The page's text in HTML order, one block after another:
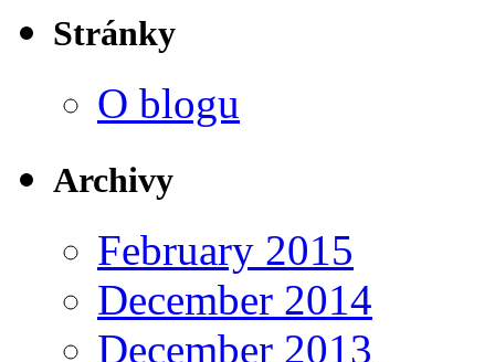
Stránky
O blogu
Archivy
February 2015
December 2014
December 2013